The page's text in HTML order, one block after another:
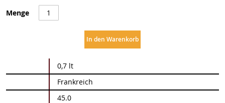
Menge
In den Warenkorb
Informationen
0,7 lt
Frankreich
45.0